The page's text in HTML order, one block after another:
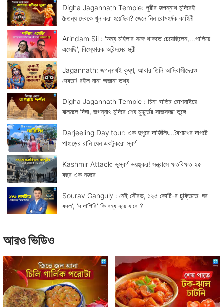
Digha Jagannath Temple: পুরীর জগন্নাথ মন্দিরেই
চৈতন্য দেবকে খুন করা হয়েছিল? জেনে নিন রোমহর্ষক কাহিনী
Arindam Sil : 'অন্য মহিলার সঙ্গে থাকতে চেয়েছিলেন,...পালিয়ে
এসেছি', বিস্ফোরক অরিন্দমের স্ত্রী
Jagannath: জগন্নাথই কৃষ্ণ, আবার তিনি আদিবাসীদেরও
দেবতা! রইল নানা অজানা তথ্য
Digha Jagannath Temple : চিনা বাতির রোশনাইয়ে
ঝলমলে দিঘা, জগন্নাথ মন্দিরে শেষ মুহূর্তের সাজসজ্জা তুঙ্গে
Darjeeling Day tour: এক দুপুরে দার্জিলিং...বৈশাখের দাপটে
পাহাড়ের রানি যেন একটুকরো স্বর্গ
Kashmir Attack: ভূস্বর্গ ভয়ঙ্কর! সন্ত্রাসে ক্ষতবিক্ষত ২৫
বছর এক নজরে
Sourav Ganguly : নেই সৌরভ, ১২৫ কোটি-র চুক্তিতে 'ঘর
বদল', 'দাদাগিরি' কি বন্ধ হয়ে যাবে ?
আরও ভিডিও